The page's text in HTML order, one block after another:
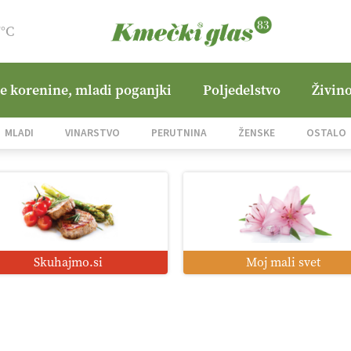
korenine, mladi poganjki Poljedelstvo
MLADI VINARSTVO PERUTNINA ŽENSKE OSTALO
Skuhajmo.si Moj mali svet